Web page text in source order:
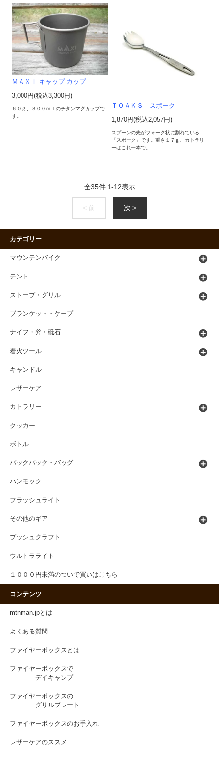
ＭＡＸＩ キャップ カップ
3,000円(税込3,300円)
６０ｇ、３００ｍｌのチタンマグカップで
す。
ＴＯＡＫＳ スポーク
1,870円(税込2,057円)
スプーンの先がフォーク状に割れている
「スポーク」です。重さ１７ｇ、カトラリ
ーはこれ一本で。
全35件 1-12表示
< 前 次 >
カテゴリー
マウンテンバイク
テント
ストーブ・グリル
ブランケット・ケープ
ナイフ・斧・砥石
着火ツール
キャンドル
レザーケア
カトラリー
クッカー
ボトル
バックパック・バッグ
ハンモック
フラッシュライト
その他のギア
ブッシュクラフト
ウルトラライト
１０００円未満のついで買いはこちら
コンテンツ
mtnman.jpとは
よくある質問
ファイヤーボックスとは
ファイヤーボックスで
デイキャンプ
ファイヤーボックスの
グリルプレート
ファイヤーボックスのお手入れ
レザーケアのススメ